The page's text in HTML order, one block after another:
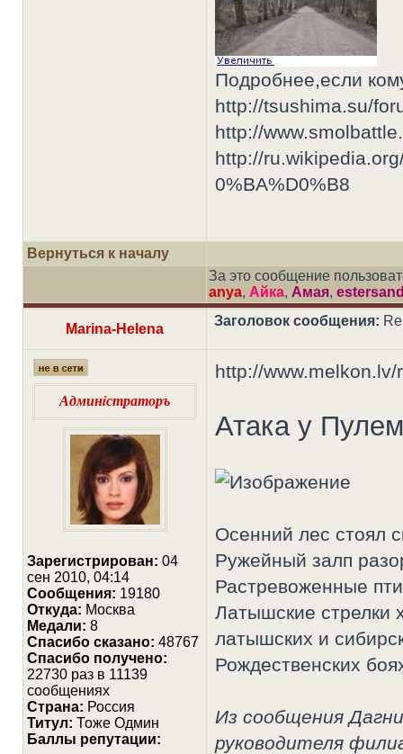
Подробнее,если
http://tsushima.su/
http://
http://
0%BA%D0%B8
Вернуться к началу
За это сообщение
anya, Айка, Амая,
Marina-Helena
Заголовок сообщения:
Админiстраторъ
Зарегистрирован: 04
сен 2010, 04:14
Сообщения: 19180
Откуда: Москва
Медали: 8
Cпасибо сказано: 48767
Спасибо получено:
22730 раз в 11139
сообщениях
Страна: Россия
Титул: Тоже Одмин
Баллы репутации:
http://
Атака у
Осенний лес стоял
Ружейный залп
Растревоженные
Латышские стрелки
латышских и
Рождественских
Из сообщения
руководителя